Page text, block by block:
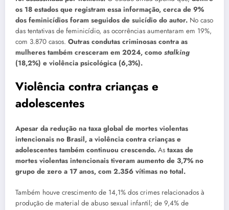
os 18 estados que registram essa informação, cerca de 9%
dos feminicídios foram seguidos de suicídio do autor. No caso
das tentativas de feminicídio, as ocorrências aumentaram em 19%,
com 3.870 casos. Outras condutas criminosas contra as
mulheres também cresceram em 2024, como stalking
(18,2%) e violência psicológica (6,3%).
Violência contra crianças e
adolescentes
Apesar da redução na taxa global de mortes violentas
intencionais no Brasil, a violência contra crianças e
adolescentes também continuou crescendo. As taxas de
mortes violentas intencionais tiveram aumento de 3,7% no
grupo de zero a 17 anos, com 2.356 vítimas no total.
Também houve crescimento de 14,1% dos crimes relacionados à
produção de material de abuso sexual infantil; de 9,4% de